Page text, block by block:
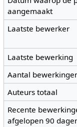
aangemaakt
Laatste bewerker
Laatste bewerking
Aantal
Auteurs totaal
Recente
afgelopen 90